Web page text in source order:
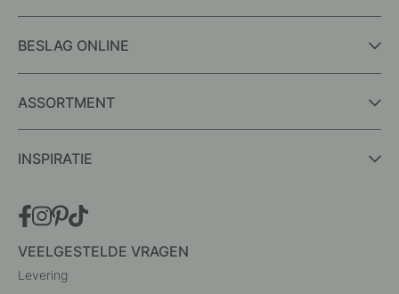
BESLAG ONLINE
ASSORTMENT
INSPIRATIE
VEELGESTELDE VRAGEN
Levering